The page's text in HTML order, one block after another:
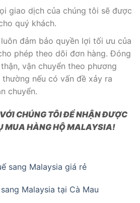
giao dịch của chúng tôi sẽ được
quý khách.
đảm bảo quyền lợi tối ưu của
phép theo dõi đơn hàng. Đóng
vận chuyển theo phương
nếu có vấn đề xảy ra
chuyển.
CHÚNG TÔI ĐỂ NHẬN ĐƯỢC
MUA HÀNG HỘ MALAYSIA!
sang Malaysia giá rẻ
Malaysia tại Cà Mau